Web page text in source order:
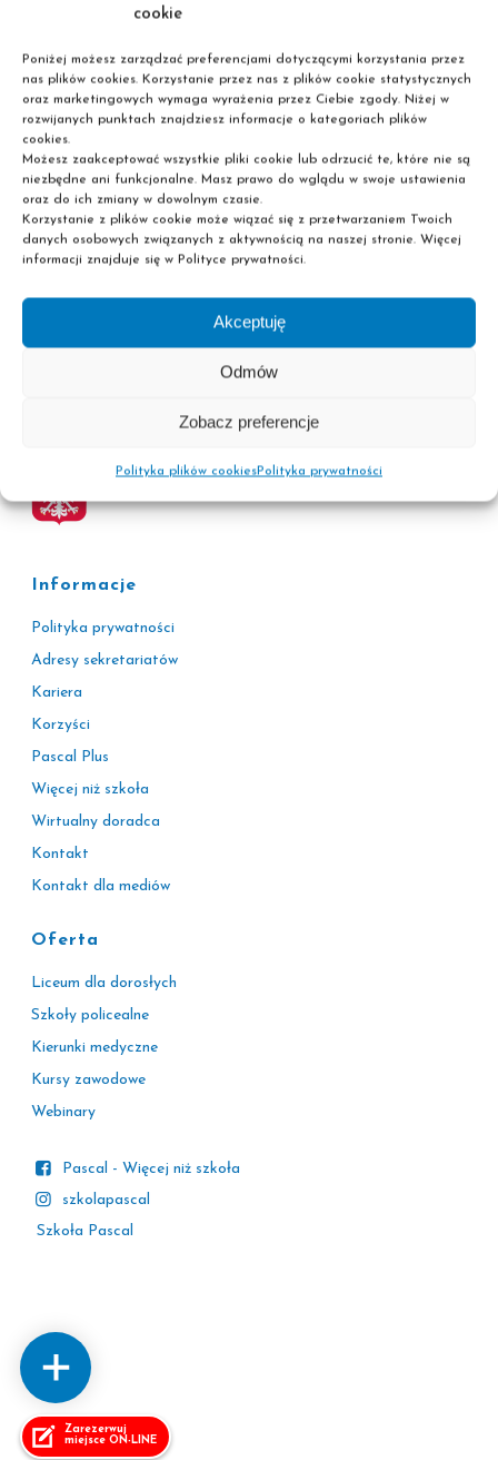
cookie
Poniżej możesz zarządzać preferencjami dotyczącymi korzystania przez
nas plików cookies. Korzystanie przez nas z plików cookie statystycznych
oraz marketingowych wymaga wyrażenia przez Ciebie zgody. Niżej w
rozwijanych punktach znajdziesz informacje o kategoriach plików
cookies.
Możesz zaakceptować wszystkie pliki cookie lub odrzucić te, które nie są
niezbędne ani funkcjonalne. Masz prawo do wglądu w swoje ustawienia
oraz do ich zmiany w dowolnym czasie.
Korzystanie z plików cookie może wiązać się z przetwarzaniem Twoich
danych osobowych związanych z aktywnością na naszej stronie. Więcej
informacji znajduje się w Polityce prywatności.
Akceptuję
Odmów
Zobacz preferencje
Polityka plików cookiesPolityka prywatności
Zarezerwuj
miejsce ON-LINE
popularność, a teraz [...]
Read More
Nie wymagamy matury!
Informacje
Polityka prywatności
Adresy sekretariatów
Kariera
Korzyści
Pascal Plus
Więcej niż szkoła
Wirtualny doradca
Kontakt
Kontakt dla mediów
Oferta
Liceum dla dorosłych
Szkoły policealne
Kierunki medyczne
Kursy zawodowe
Webinary
Pascal - Więcej niż szkoła
szkolapascal
Szkoła Pascal